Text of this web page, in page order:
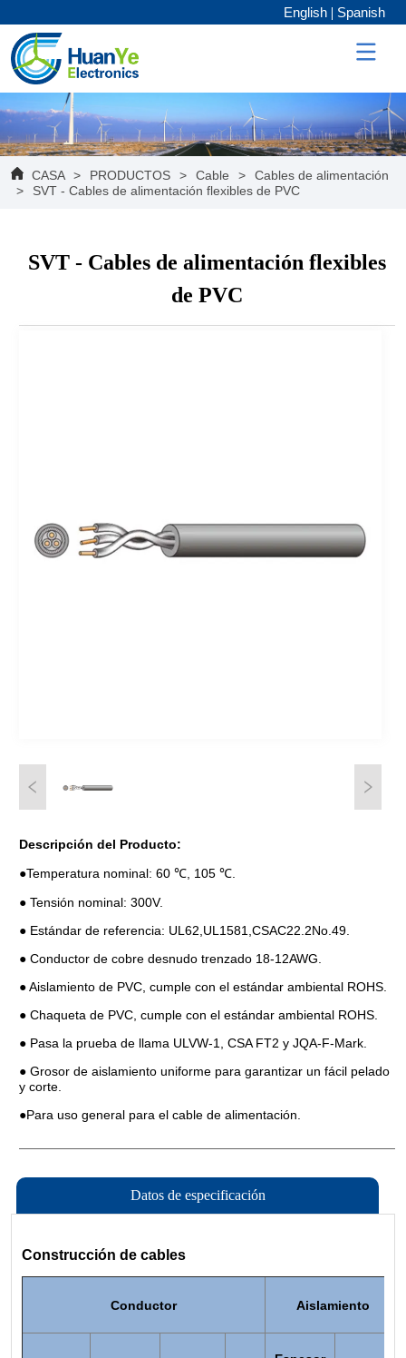
English Spanish
CASA > PRODUCTOS > Cable >
Cables de alimentación
>
SVT - Cables de alimentación flexibles de PVC
SVT - Cables de alimentación flexibles
de PVC
Datos de especificación